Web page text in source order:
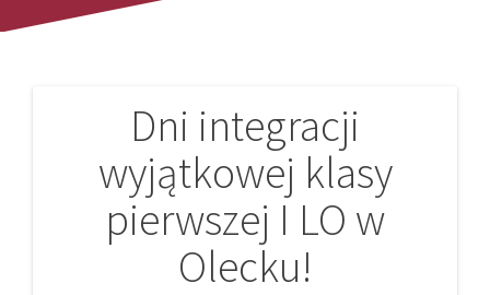
Dni integracji
wyjątkowej klasy
pierwszej I LO w
Olecku!
Nawigacja
wpisu